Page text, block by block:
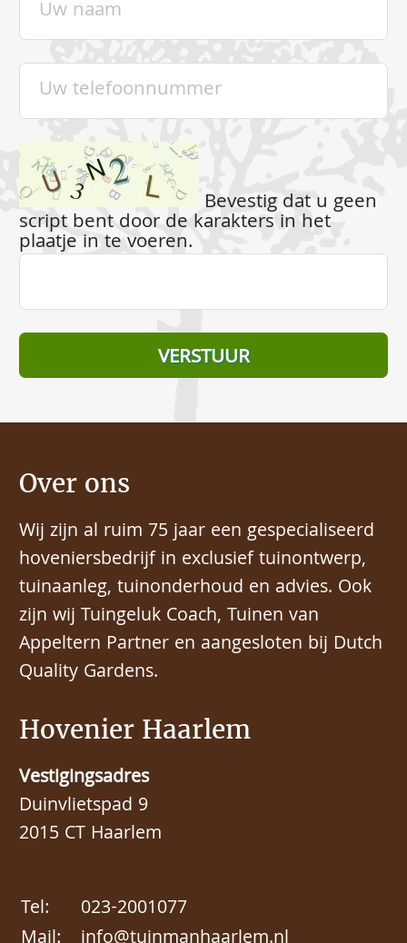
Bevestig dat u geen
script bent door de karakters in het
plaatje in te voeren.
Hovenier Haarlem
Vestigingsadres
Duinvlietspad 9
2015 CT Haarlem
Tel:
023-2001077
Over ons
Wij zijn al ruim 75 jaar een gespecialiseerd
hoveniersbedrijf in exclusief tuinontwerp,
tuinaanleg, tuinonderhoud en advies. Ook
zijn wij Tuingeluk Coach, Tuinen van
Appeltern Partner en aangesloten bij Dutch
Quality Gardens.